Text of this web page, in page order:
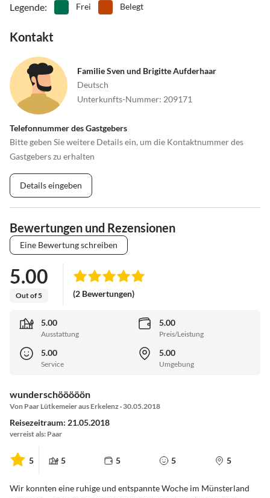
Legende: Frei Belegt
Kontakt
Familie Sven und Brigitte Aufderhaar
Deutsch
Unterkunfts-Nummer: 209171
Telefonnummer des Gastgebers
Bitte geben Sie weitere Details ein, um die Kontaktnummer des
Gastgebers zu erhalten
Details eingeben
Bewertungen und Rezensionen
Eine Bewertung schreiben
5.00
Out of 5 (2 Bewertungen)
5.00
Ausstattung
5.00
Preis/Leistung
5.00
Service
5.00
Umgebung
wunderschööööön
Von Paar Lütkemeier aus Erkelenz · 30.05.2018
Reisezeitraum: 21.05.2018
verreist als: Paar
5 5 5 5 5
Wir konnten eine ruhige und entspannte Woche im Münsterland